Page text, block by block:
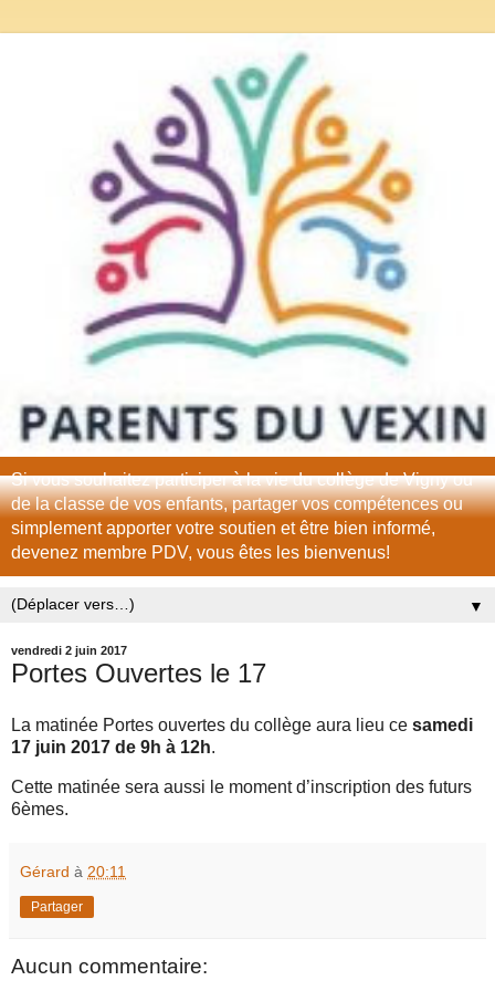
Si vous souhaitez participer à la vie du collège de Vigny ou
de la classe de vos enfants, partager vos compétences ou
simplement apporter votre soutien et être bien informé,
devenez membre PDV, vous êtes les bienvenus!
▼
vendredi 2 juin 2017
Portes Ouvertes le 17
La matinée Portes ouvertes du collège aura lieu ce samedi
17 juin 2017 de 9h à 12h.
Cette matinée sera aussi le moment d’inscription des futurs
6èmes.
Gérard à 20:11
Partager
Aucun commentaire: